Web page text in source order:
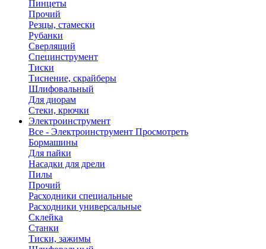
Пинцеты
Прочий
Резцы, стамески
Рубанки
Сверлящий
Специнструмент
Тиски
Тиснение, скрайберы
Шлифовальный
Для диорам
Стеки, крючки
Электроинструмент
Все - Электроинструмент Просмотреть
Бормашины
Для пайки
Насадки для дрели
Пилы
Прочий
Расходники специальные
Расходники универсальные
Склейка
Станки
Тиски, зажимы